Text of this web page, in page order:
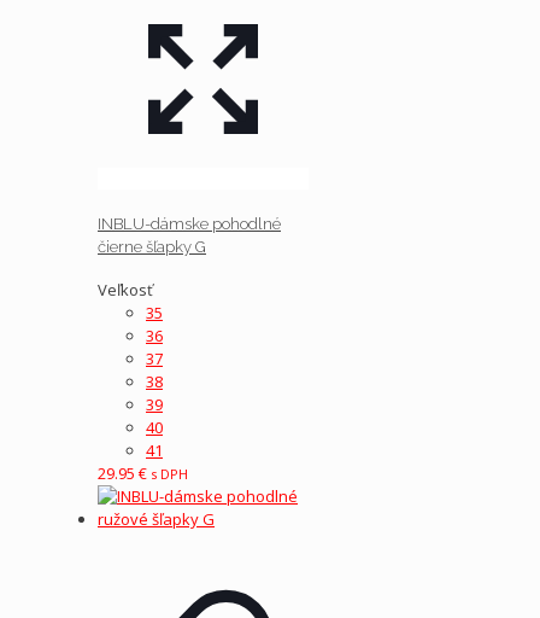
INBLU-dámske pohodlné
čierne šľapky G
Veľkosť
35
36
37
38
39
40
41
29.95 € s DPH